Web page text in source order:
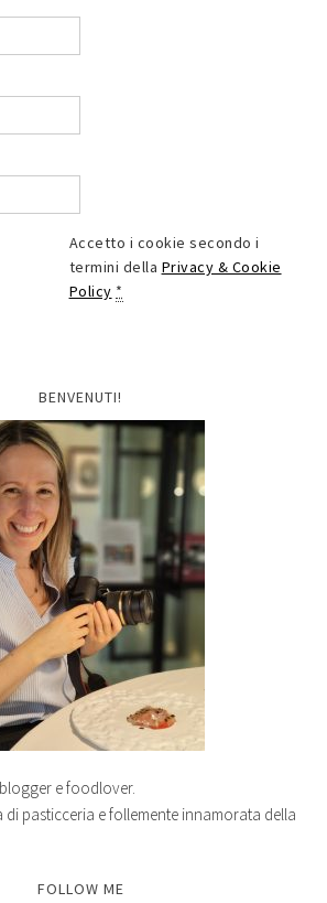
Accetto i cookie secondo i
termini della Privacy & Cookie
Policy *
BENVENUTI!
e foodlover.
pasticceria e follemente innamorata della
FOLLOW ME